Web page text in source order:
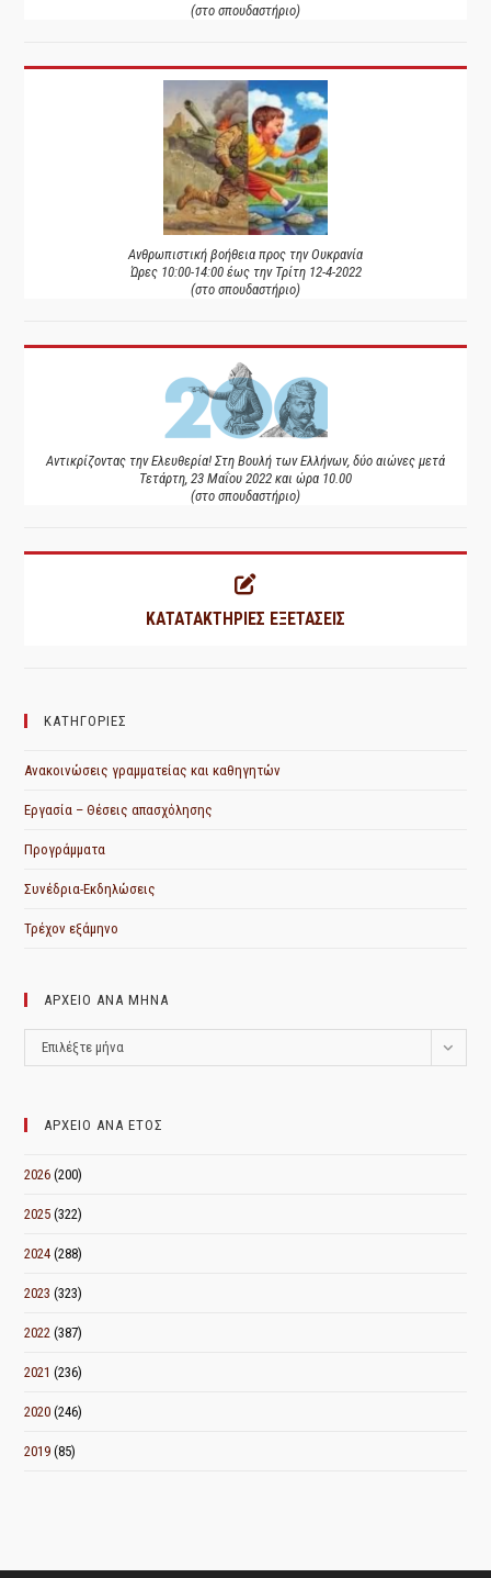
(στο σπουδαστήριο)
Ανθρωπιστική βοήθεια προς την Ουκρανία
Ώρες 10:00-14:00 έως την Τρίτη 12-4-2022
(στο σπουδαστήριο)
Αντικρίζοντας την Ελευθερία! Στη Βουλή των Ελλήνων, δύο αιώνες μετά
Τετάρτη, 23 Μαΐου 2022 και ώρα 10.00
(στο σπουδαστήριο)
ΚΑΤΑΤΑΚΤΗΡΙΕΣ ΕΞΕΤΑΣΕΙΣ
ΚΑΤΗΓΟΡΙΕΣ
Ανακοινώσεις γραμματείας και καθηγητών
Εργασία – Θέσεις απασχόλησης
Προγράμματα
Συνέδρια-Εκδηλώσεις
Τρέχον εξάμηνο
ΑΡΧΕΙΟ ΑΝΑ ΜΗΝΑ
ΑΡΧΕΙΟ
ΑΝΑ
Επιλέξτε μήνα
ΑΡΧΕΙΟ ΑΝΑ ΕΤΟΣ
2026 (200)
2025 (322)
2024 (288)
2023 (323)
2022 (387)
2021 (236)
2020 (246)
2019 (85)